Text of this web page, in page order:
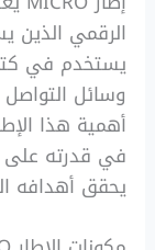
الرقمي الذين
يستخدم في
وسائل
أهمية هذا
في قدرته على
يحقق أهدافه